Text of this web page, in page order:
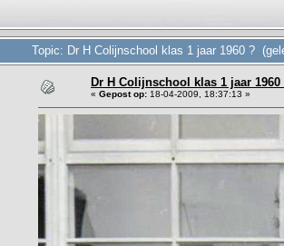
Topic: Dr H Colijnschool klas 1 jaar 1960 ?
Dr H Colijnschool klas 1 jaar 1960
« Gepost op: 18-04-2009, 18:37:13 »